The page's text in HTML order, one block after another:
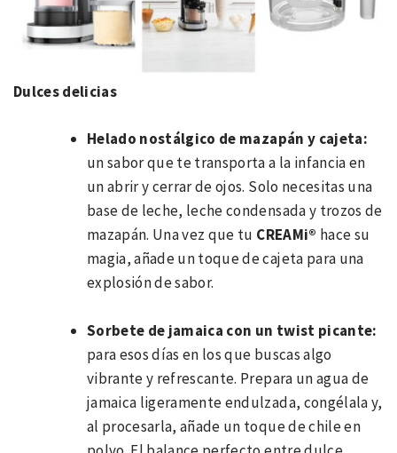
Dulces delicias
Helado nostálgico de mazapán y cajeta:
un sabor que te transporta a la infancia en
un abrir y cerrar de ojos. Solo necesitas una
base de leche, leche condensada y trozos de
mazapán. Una vez que tu CREAMi® hace su
magia, añade un toque de cajeta para una
explosión de sabor.
Sorbete de jamaica con un twist picante:
para esos días en los que buscas algo
vibrante y refrescante. Prepara un agua de
jamaica ligeramente endulzada, congélala y,
al procesarla, añade un toque de chile en